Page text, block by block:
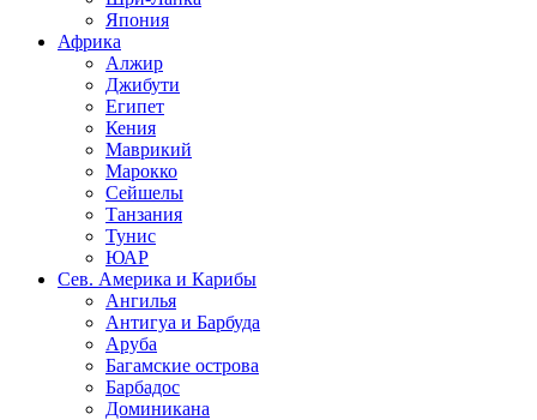
Япония
Африка
Алжир
Джибути
Египет
Кения
Маврикий
Марокко
Сейшелы
Танзания
Тунис
ЮАР
Сев. Америка и Карибы
Ангилья
Антигуа и Барбуда
Аруба
Багамские острова
Барбадос
Доминикана